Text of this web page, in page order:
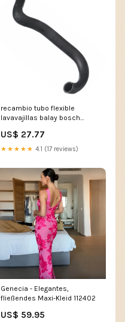
recambio tubo flexible
lavavajillas balay bosch
US$ 27.77
★★★★★ 4.1 (17 reviews)
Genecia - Elegantes,
fließendes Maxi-Kleid 112402
US$ 59.95